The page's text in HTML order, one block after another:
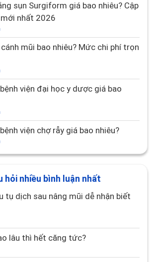
nhất 2026
bệnh viện chợ rẫy giá bao nhiêu?
hỏi nhiều bình luận nhất
lâu thì hết căng tức?